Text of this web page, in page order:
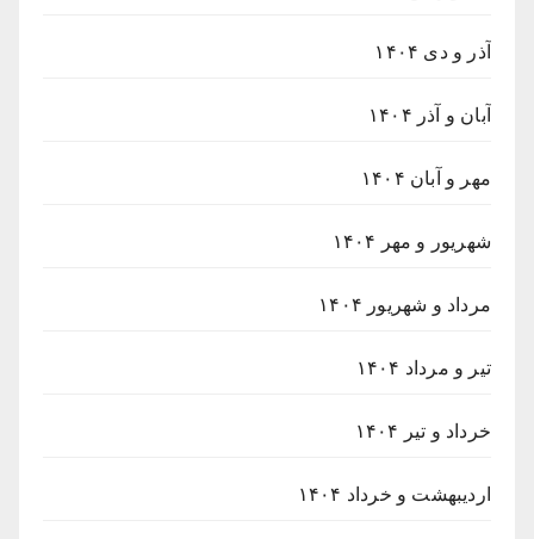
آذر و دی ۱۴۰۴
آبان و آذر ۱۴۰۴
مهر و آبان ۱۴۰۴
شهریور و مهر ۱۴۰۴
مرداد و شهریور ۱۴۰۴
تیر و مرداد ۱۴۰۴
خرداد و تیر ۱۴۰۴
اردیبهشت و خرداد ۱۴۰۴